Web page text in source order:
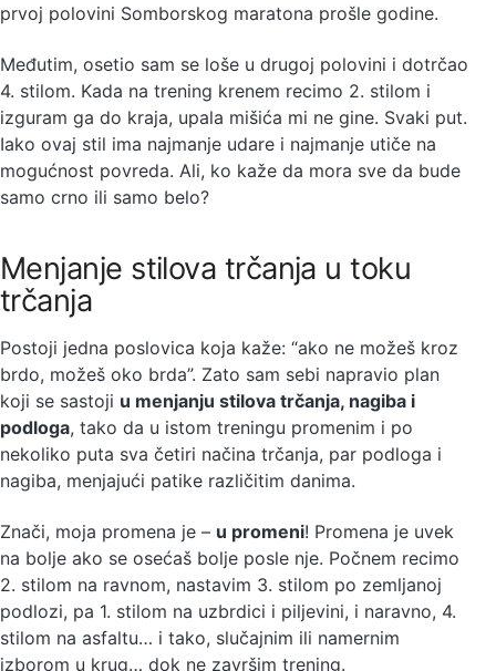
prvoj polovini Somborskog maratona prošle godine.
Međutim, osetio sam se loše u drugoj polovini i dotrčao
4. stilom. Kada na trening krenem recimo 2. stilom i
izguram ga do kraja, upala mišića mi ne gine. Svaki put.
Iako ovaj stil ima najmanje udare i najmanje utiče na
mogućnost povreda. Ali, ko kaže da mora sve da bude
samo crno ili samo belo?
Menjanje stilova trčanja u toku
trčanja
Postoji jedna poslovica koja kaže: “ako ne možeš kroz
brdo, možeš oko brda”. Zato sam sebi napravio plan
koji se sastoji u menjanju stilova trčanja, nagiba i
podloga, tako da u istom treningu promenim i po
nekoliko puta sva četiri načina trčanja, par podloga i
nagiba, menjajući patike različitim danima.
Znači, moja promena je – u promeni! Promena je uvek
na bolje ako se osećaš bolje posle nje. Počnem recimo
2. stilom na ravnom, nastavim 3. stilom po zemljanoj
podlozi, pa 1. stilom na uzbrdici i piljevini, i naravno, 4.
stilom na asfaltu… i tako, slučajnim ili namernim
izborom u krug… dok ne završim trening.